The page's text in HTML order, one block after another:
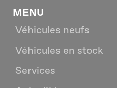
MENU
Véhicules neufs
Véhicules en stock
Services